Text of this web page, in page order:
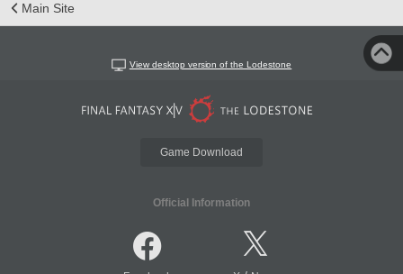
Main Site
View desktop version of the Lodestone
Game Download
Official Information